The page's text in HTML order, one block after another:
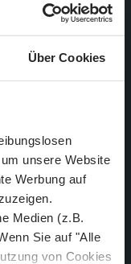
Über Cookies
unsere Website
Werbung auf
Medien (z.B.
Sie auf "Alle
von Cookies
tagsüber schön
Deswegen
nun mit Licht